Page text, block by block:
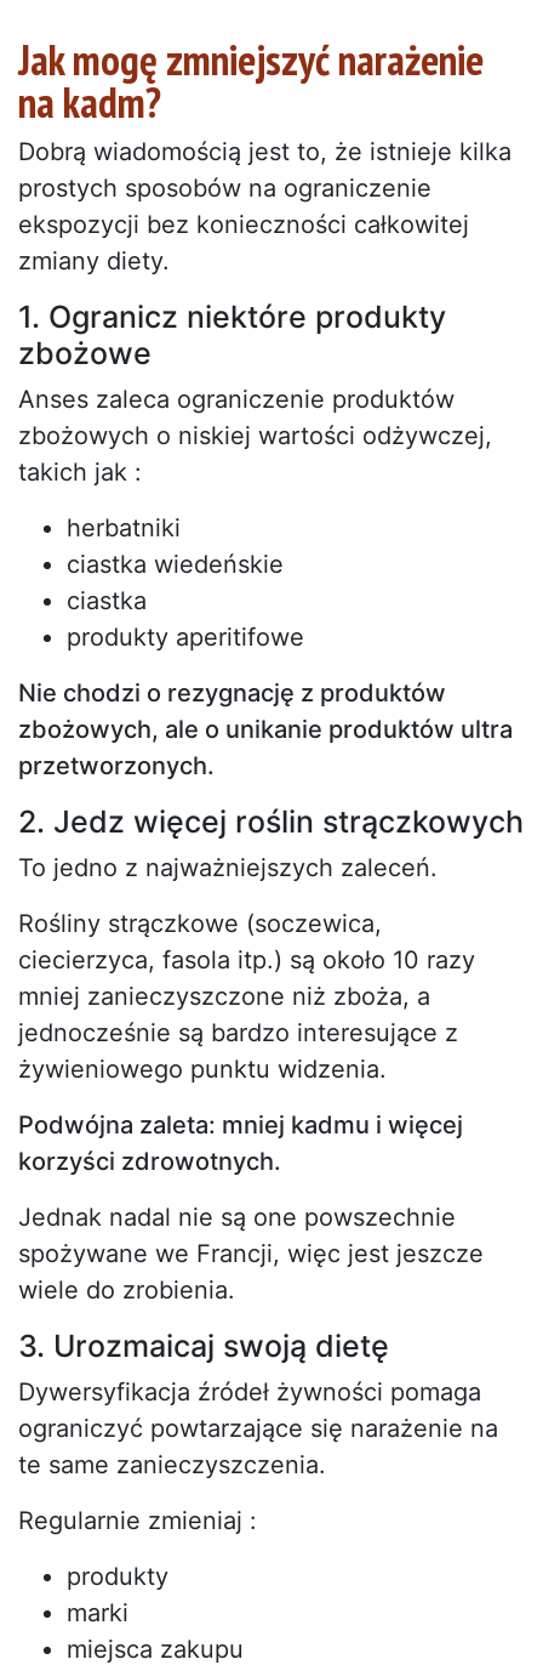
Jak mogę zmniejszyć narażenie
na kadm?
Dobrą wiadomością jest to, że istnieje kilka
prostych sposobów na ograniczenie
ekspozycji bez konieczności całkowitej
zmiany diety.
1. Ogranicz niektóre produkty
zbożowe
Anses zaleca ograniczenie produktów
zbożowych o niskiej wartości odżywczej,
takich jak :
herbatniki
ciastka wiedeńskie
ciastka
produkty aperitifowe
Nie chodzi o rezygnację z produktów
zbożowych, ale o unikanie produktów ultra
przetworzonych.
2. Jedz więcej roślin strączkowych
To jedno z najważniejszych zaleceń.
Rośliny strączkowe (soczewica,
ciecierzyca, fasola itp.) są około 10 razy
mniej zanieczyszczone niż zboża, a
jednocześnie są bardzo interesujące z
żywieniowego punktu widzenia.
Podwójna zaleta: mniej kadmu i więcej
korzyści zdrowotnych.
Jednak nadal nie są one powszechnie
spożywane we Francji, więc jest jeszcze
wiele do zrobienia.
3. Urozmaicaj swoją dietę
Dywersyfikacja źródeł żywności pomaga
ograniczyć powtarzające się narażenie na
te same zanieczyszczenia.
Regularnie zmieniaj :
produkty
marki
miejsca zakupu